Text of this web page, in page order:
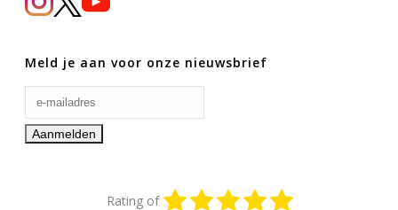
Meld je aan voor onze nieuwsbrief
Rating of